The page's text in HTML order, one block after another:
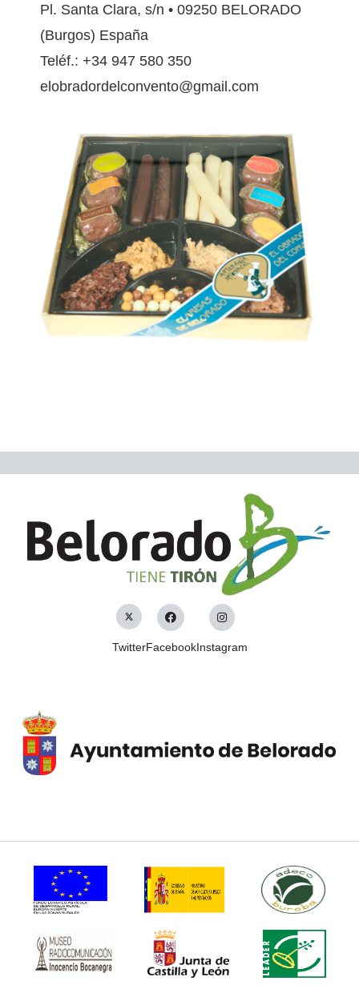
Pl. Santa Clara, s/n • 09250 BELORADO
(Burgos) España
Teléf.: +34 947 580 350
elobradordelconvento@gmail.com
CAJA-SURTIDA_TRUFAS-ROCAS-PERLAS-
PALITOS.JPG
TwitterFacebookInstagram